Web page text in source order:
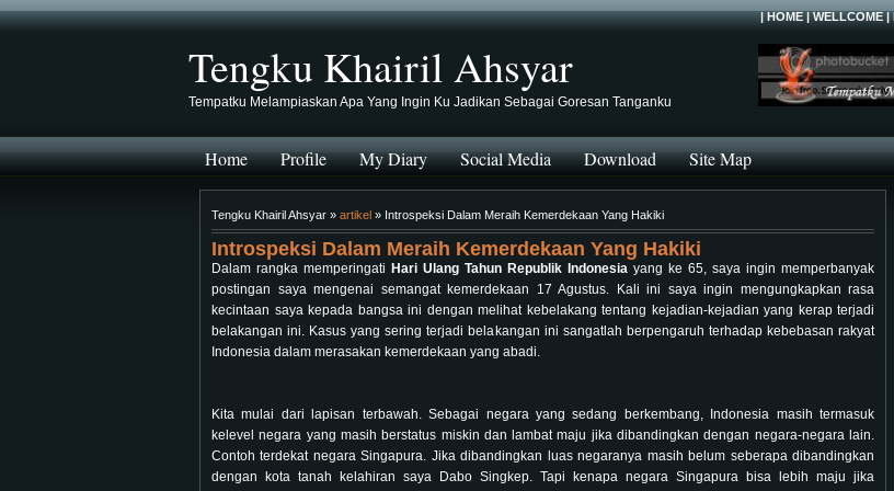
|HOME|WELLCOME|
Tengku Khairil Ahsyar
Tempatku Melampiaskan Apa Yang Ingin Ku Jadikan Sebagai Goresan Tanganku
Home Profile My Diary Social Media Download Site Map
Tengku Khairil Ahsyar » artikel » Introspeksi Dalam Meraih Kemerdekaan Yang Hakiki
Introspeksi Dalam Meraih Kemerdekaan Yang Hakiki
Dalam rangka memperingati Hari Ulang Tahun Republik Indonesia yang ke 65, saya ingin memperbanyak
postingan saya mengenai semangat kemerdekaan 17 Agustus. Kali ini saya ingin mengungkapkan rasa
kecintaan saya kepada bangsa ini dengan melihat kebelakang tentang kejadian-kejadian yang kerap terjadi
belakangan ini. Kasus yang sering terjadi belakangan ini sangatlah berpengaruh terhadap kebebasan rakyat
Indonesia dalam merasakan kemerdekaan yang abadi.
Kita mulai dari lapisan terbawah. Sebagai negara yang sedang berkembang, Indonesia masih termasuk
kelevel negara yang masih berstatus miskin dan lambat maju jika dibandingkan dengan negara-negara lain.
Contoh terdekat negara Singapura. Jika dibandingkan luas negaranya masih belum seberapa dibandingkan
dengan kota tanah kelahiran saya Dabo Singkep. Tapi kenapa negara Singapura bisa lebih maju jika